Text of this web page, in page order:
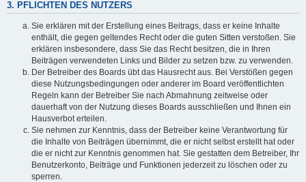
3. PFLICHTEN DES NUTZERS
Sie erklären mit der Erstellung eines Beitrags, dass er keine Inhalte
enthält, die gegen geltendes Recht oder die guten Sitten verstoßen. Sie
erklären insbesondere, dass Sie das Recht besitzen, die in Ihren
Beiträgen verwendeten Links und Bilder zu setzen bzw. zu verwenden.
Der Betreiber des Boards übt das Hausrecht aus. Bei Verstößen gegen
diese Nutzungsbedingungen oder anderer im Board veröffentlichten
Regeln kann der Betreiber Sie nach Abmahnung zeitweise oder
dauerhaft von der Nutzung dieses Boards ausschließen und Ihnen ein
Hausverbot erteilen.
Sie nehmen zur Kenntnis, dass der Betreiber keine Verantwortung für
die Inhalte von Beiträgen übernimmt, die er nicht selbst erstellt hat oder
die er nicht zur Kenntnis genommen hat. Sie gestatten dem Betreiber, Ihr
Benutzerkonto, Beiträge und Funktionen jederzeit zu löschen oder zu
sperren.